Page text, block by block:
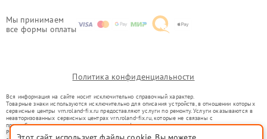
Мы принимаем
все формы оплаты
Политика конфиденциальности
Вся информация на сайте носит исключительно справочный характер.
Товарные знаки используются исключительно для описания устройств, в отношении которых
сервисные центры vrn.roland-fix.ru предоставляют услуги по ремонту. Услуги оказываются в
неавторизованных сервисных центрах vrn.roland-fix.ru, которые не связаны с
правообладателями товарных знаков или их официальными представителями.
Ремонт осуществляется для устройств, уже введенных в гражданский оборот в соответствии